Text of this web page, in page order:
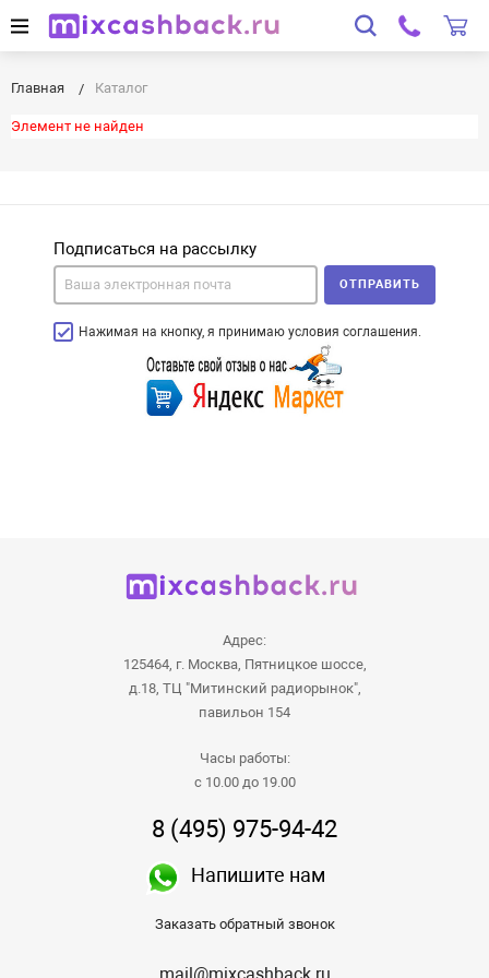
Главная Каталог
Элемент не найден
Подписаться на рассылку
Нажимая на кнопку, я принимаю условия соглашения.
ОТПРАВИТЬ
Адрес:
125464, г. Москва, Пятницкое шоссе,
д.18, ТЦ "Митинский радиорынок",
павильон 154
Часы работы:
с 10.00 до 19.00
8 (495) 975-94-42
Напишите нам
Заказать обратный звонок